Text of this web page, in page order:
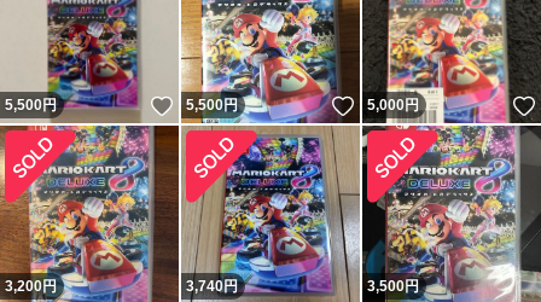
5,500円 いいね！
5,500円 いいね！
5,000 円
3,200円 3,740円 3,500円